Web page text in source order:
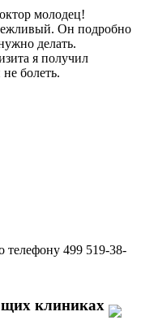
молодец!
Он подробно
делать.
я получил
болеть.
телефону 499 519-38-
клиниках